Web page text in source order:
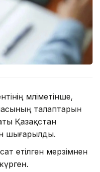
мәліметінше,
талаптарын
Қазақстан
шығарылды.
етілген мерзімнен